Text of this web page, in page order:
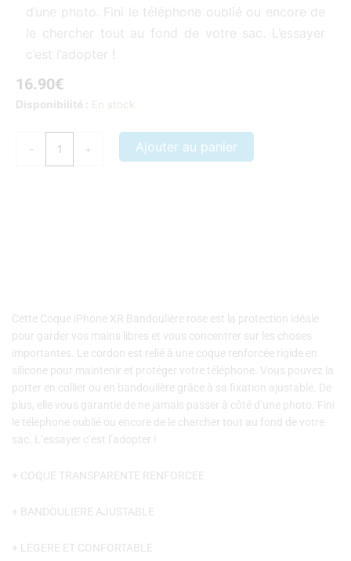
d’une photo. Fini le téléphone oublié ou encore de
le chercher tout au fond de votre sac. L’essayer
c’est l’adopter !
16.90€
Disponibilité : En stock
-
quantité
+ Ajouter au panier
Cette Coque iPhone XR Bandoulière rose est la protection idéale
pour garder vos mains libres et vous concentrer sur les choses
importantes. Le cordon est relié à une coque renforcée rigide en
silicone pour maintenir et protéger votre téléphone. Vous pouvez la
porter en collier ou en bandoulière grâce à sa fixation ajustable. De
plus, elle vous garantie de ne jamais passer à côté d’une photo. Fini
le téléphone oublié ou encore de le chercher tout au fond de votre
sac. L’essayer c’est l’adopter !
+ COQUE TRANSPARENTE RENFORCEE
+ BANDOULIERE AJUSTABLE
+ LEGERE ET CONFORTABLE